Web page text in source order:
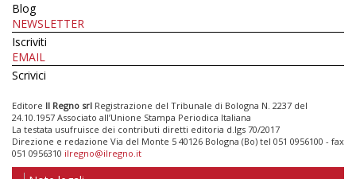
Blog
NEWSLETTER
Iscriviti
EMAIL
Scrivici
Editore Il Regno srl Registrazione del Tribunale di Bologna N. 2237 del
24.10.1957 Associato all’Unione Stampa Periodica Italiana
La testata usufruisce dei contributi diretti editoria d.lgs 70/2017
Direzione e redazione Via del Monte 5 40126 Bologna (Bo) tel 051 0956100 - fax
051 0956310 ilregno@ilregno.it